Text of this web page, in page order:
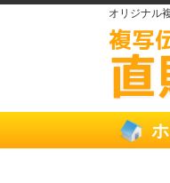
オリジナル